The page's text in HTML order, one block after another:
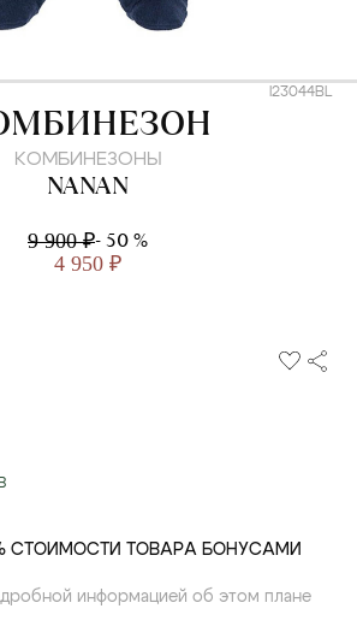
I23044BL
КОМБИНЕЗОНЫ
NANAN
9 900 ₽- 50 %
4 950 ₽
СТОИМОСТИ ТОВАРА БОНУСАМИ
информацией об этом плане